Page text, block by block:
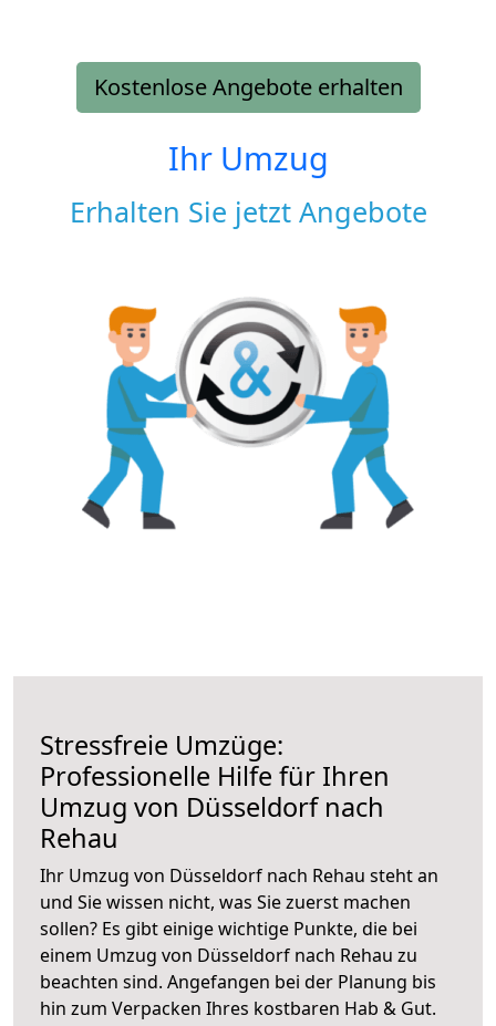
Kostenlose Angebote erhalten
Ihr Umzug
Erhalten Sie jetzt Angebote
Stressfreie Umzüge:
Professionelle Hilfe für Ihren
Umzug von Düsseldorf nach
Rehau
Ihr Umzug von Düsseldorf nach Rehau steht an
und Sie wissen nicht, was Sie zuerst machen
sollen? Es gibt einige wichtige Punkte, die bei
einem Umzug von Düsseldorf nach Rehau zu
beachten sind. Angefangen bei der Planung bis
hin zum Verpacken Ihres kostbaren Hab & Gut.